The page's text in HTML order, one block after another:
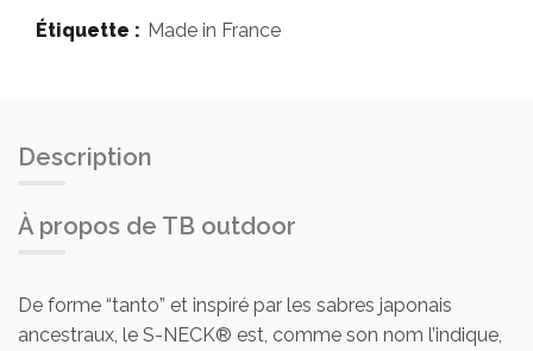
Étiquette : Made in France
Description
À propos de TB outdoor
De forme “tanto” et inspiré par les sabres japonais
ancestraux, le S-NECK® est, comme son nom l’indique,